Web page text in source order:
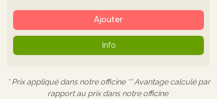
Ajouter
Info
* Prix appliqué dans notre officine ** Avantage calculé par
rapport au prix dans notre officine